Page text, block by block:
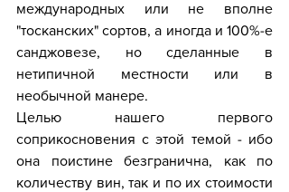
международных или не вполне
"тосканских" сортов, а иногда и 100%-е
санджовезе, но сделанные в
нетипичной местности или в
необычной манере.
Целью нашего первого
соприкосновения с этой темой - ибо
она поистине безгранична, как по
количеству вин, так и по их стоимости